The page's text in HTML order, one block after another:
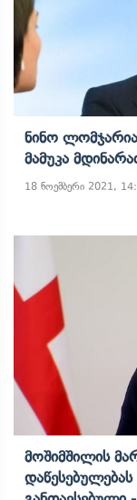
Ნინო
Მამუკა
18 ნოემბერი 2021,
Მოშიმშილის